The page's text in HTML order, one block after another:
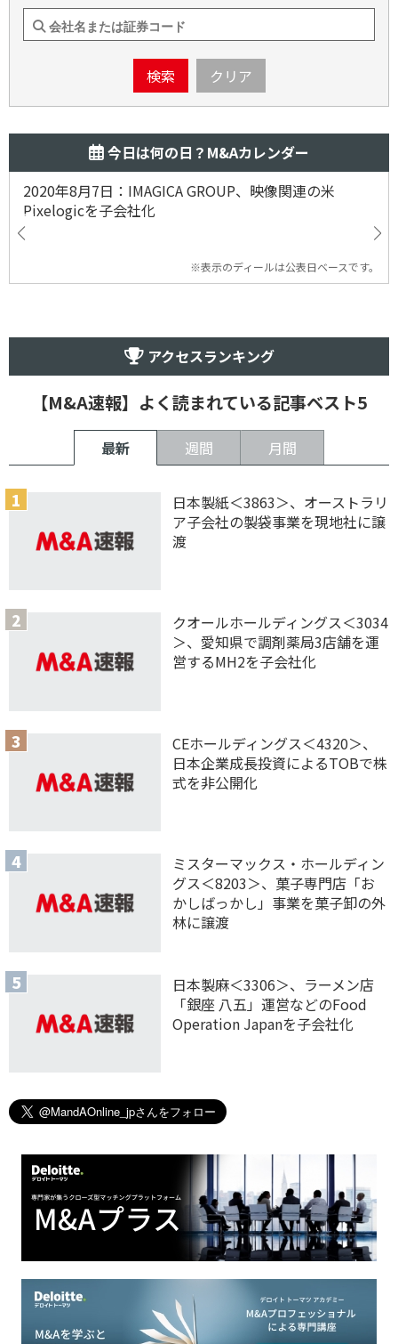
検索 クリア
今日は何の日？M&Aカレンダー
2020年8月7日：IMAGICA GROUP、映像関連の米
Pixelogicを子会社化
※表示のディールは公表日ベースです。
アクセスランキング
【M&A速報】よく読まれている記事ベスト5
最新 週間 月間
日本製紙＜3863＞、オーストラリ
ア子会社の製袋事業を現地社に譲
渡
クオールホールディングス＜3034
＞、愛知県で調剤薬局3店舗を運
営するMH2を子会社化
CEホールディングス＜4320＞、
日本企業成長投資によるTOBで株
式を非公開化
ミスターマックス・ホールディン
グス＜8203＞、菓子専門店「お
かしばっかし」事業を菓子卸の外
林に譲渡
日本製麻＜3306＞、ラーメン店
「銀座 八五」運営などのFood
Operation Japanを子会社化